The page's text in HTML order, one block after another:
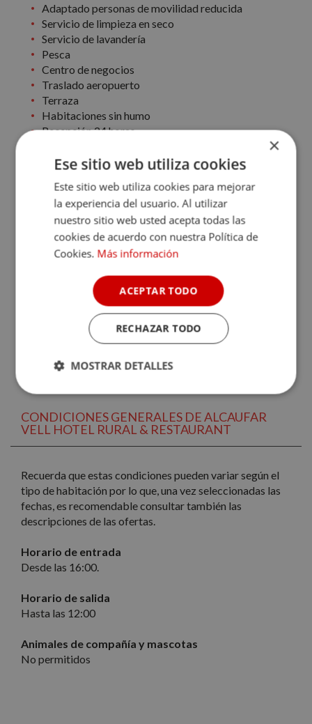
Adaptado personas de movilidad reducida
Servicio de limpieza en seco
Servicio de lavandería
Pesca
Centro de negocios
Traslado aeropuerto
Terraza
Habitaciones sin humo
Recepción 24 horas
Bar
Servicio de habitaciones
Restaurante
Parking
Los clientes pueden anular el servicio de limpieza
de su alojamiento durante la estancia
La comida que se entrega se envasa
adecuadamente
Acceso a profesionales sanitarios
El alojamiento proporciona termómetros a los
Mascarillas a disposición de los clientes
CONDICIONES GENERALES DE ALCAUFAR
VELL HOTEL RURAL & RESTAURANT
Recuerda que estas condiciones pueden variar según el
tipo de habitación por lo que, una vez seleccionadas las
fechas, es recomendable consultar también las
descripciones de las ofertas.
Horario de entrada
Desde las 16:00.
Horario de salida
Hasta las 12:00
Animales de compañía y mascotas
No permitidos
×
Ese sitio web utiliza cookies
Este sitio web utiliza cookies para mejorar
la experiencia del usuario. Al utilizar
nuestro sitio web usted acepta todas las
cookies de acuerdo con nuestra Política de
Cookies. Más información
ACEPTAR TODO
RECHAZAR TODO
MOSTRAR DETALLES
Cookies
necesarias
Cookies de
Cookies de
preferencias
Cookies de
funcionalidad